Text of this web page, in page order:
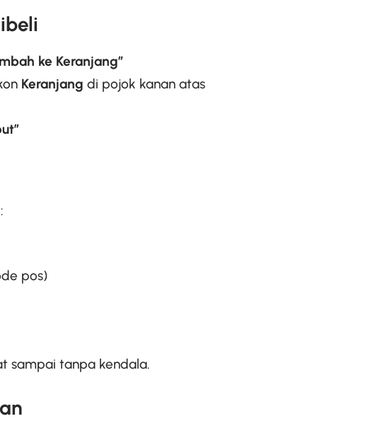
ke Keranjang”
Keranjang di pojok kanan atas
pos)
sampai tanpa kendala.